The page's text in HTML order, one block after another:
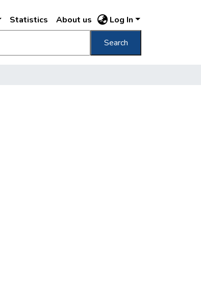
Statistics About us Log In
Search